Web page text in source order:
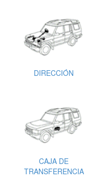
DIRECCIÓN
CAJA DE
TRANSFERENCIA